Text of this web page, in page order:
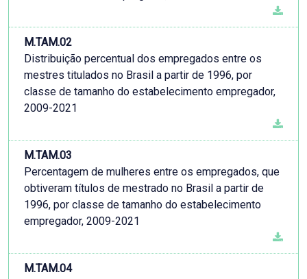
M.TAM.02
Distribuição percentual dos empregados entre os
mestres titulados no Brasil a partir de 1996, por
classe de tamanho do estabelecimento empregador,
2009-2021
M.TAM.03
Percentagem de mulheres entre os empregados, que
obtiveram títulos de mestrado no Brasil a partir de
1996, por classe de tamanho do estabelecimento
empregador, 2009-2021
M.TAM.04